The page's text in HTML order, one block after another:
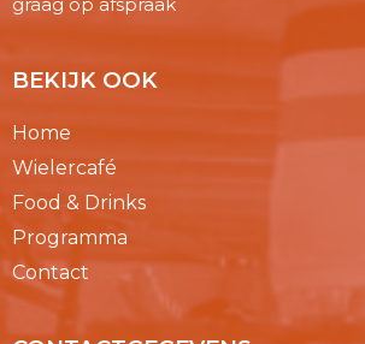
BEKIJK OOK
Home
Wielercafé
Food & Drinks
Programma
Contact